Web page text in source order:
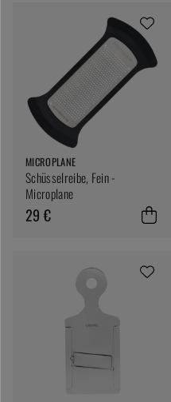
MICROPLANE
Schüsselreibe, Fein -
Microplane
29 €